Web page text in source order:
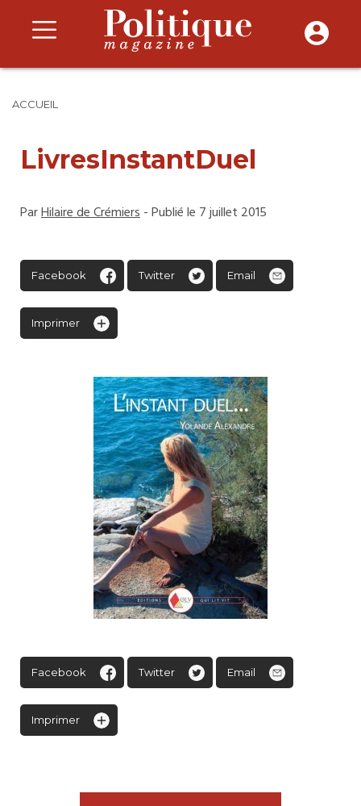
ACCUEIL
LivresInstantDuel
ParHilaire de Crémiers- Publié le 7 juillet 2015
Facebook Twitter Email
Imprimer
Facebook Twitter Email
Imprimer